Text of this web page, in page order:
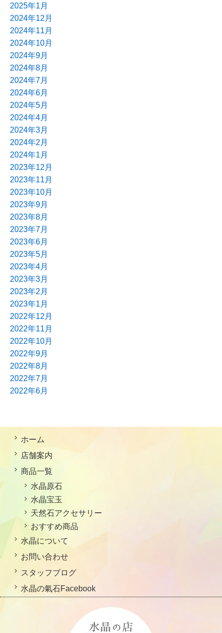
2025年1月
2024年12月
2024年11月
2024年10月
2024年9月
2024年8月
2024年7月
2024年6月
2024年5月
2024年4月
2024年3月
2024年2月
2024年1月
2023年12月
2023年11月
2023年10月
2023年9月
2023年8月
2023年7月
2023年6月
2023年5月
2023年4月
2023年3月
2023年2月
2023年1月
2022年12月
2022年11月
2022年10月
2022年9月
2022年8月
2022年7月
2022年6月
ホーム
店舗案内
商品一覧
水晶原石
水晶宝玉
天然石アクセサリー
おすすめ商品
水晶について
お問い合わせ
スタッフブログ
水晶の氣石Facebook